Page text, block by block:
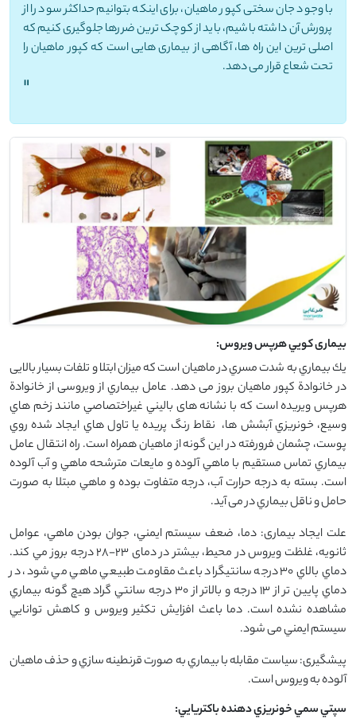
با وجود جان سختی کپور ماهیان، برای اینکه بتوانیم حداکثر سود را از
پرورش آن داشته باشیم، باید از کوچک ترین ضررها جلوگیری کنیم که
اصلی ترین این راه ها، آگاهی از بیماری هایی است که کپور ماهیان را
تحت شعاع قرار می دهد.
"
بیماری كويي هرپس ويروس:
يك بيماري به شدت مسري در ماهیان است كه ميزان ابتلا و تلفات بسيار بالایی
در خانوادة کپور ماهیان بروز می دهد. عامل بيماري از ویروسی از خانوادة
هرپس ويريده است که با نشانه های باليني غيراختصاصي مانند زخم هاي
وسيع، خونريزي آبشش ها، ‌ نقاط رنگ پريده يا تاول هاي ایجاد شده روي
پوست، چشمان فرورفته در اين گونه از ماهيان همراه است. راه انتقال عامل
بيماري تماس مستقيم با ماهي آلوده و مايعات مترشحه ماهي و آب آلوده
است. بسته به درجه حرارت آب، درجه متفاوت بوده و ماهي مبتلا به صورت
حامل و ناقل بيماري در می آيد.
علت ایجاد بیماری: دما، ضعف سيستم ايمني، جوان بودن ماهي، عوامل
ثانويه، غلظت ويروس در محيط، بيشتر در دمای 23-28 درجه بروز مي كند.
دماي بالاي 30 درجه سانتيگراد باعث مقاومت طبيعي ماهي مي شود، در
دماي پايين تر از 13 درجه و بالاتر از 30 درجه سانتي گراد هيچ گونه بيماري
مشاهده نشده است. دما باعث افزايش تكثير ويروس و كاهش توانايي
سيستم ايمني می شود.
پیشگیری: سياست مقابله با بيماري به صورت قرنطينه سازي و حذف ماهيان
آلوده به ويروس است.
سپتي سمي خونريزي دهنده باكتريايي: